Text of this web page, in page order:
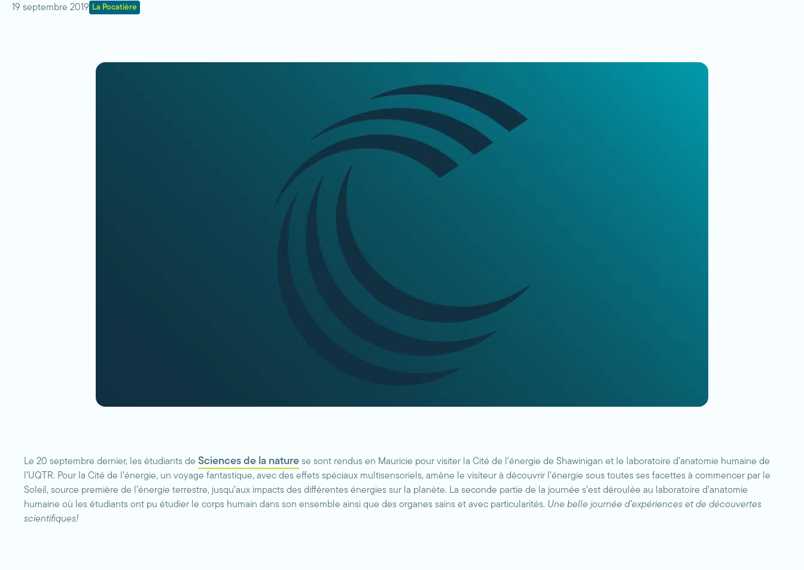
19 septembre 2019 La Pocatière
Le 20 septembre dernier, les étudiants de Sciences de la nature se sont rendus en Mauricie pour visiter la Cité de l’énergie de Shawinigan et le laboratoire d’anatomie humaine de
l’UQTR. Pour la Cité de l’énergie, un voyage fantastique, avec des effets spéciaux multisensoriels, amène le visiteur à découvrir l’énergie sous toutes ses facettes à commencer par le
Soleil, source première de l’énergie terrestre, jusqu’aux impacts des différentes énergies sur la planète. La seconde partie de la journée s’est déroulée au laboratoire d’anatomie
humaine où les étudiants ont pu étudier le corps humain dans son ensemble ainsi que des organes sains et avec particularités. Une belle journée d’expériences et de découvertes
scientifiques!